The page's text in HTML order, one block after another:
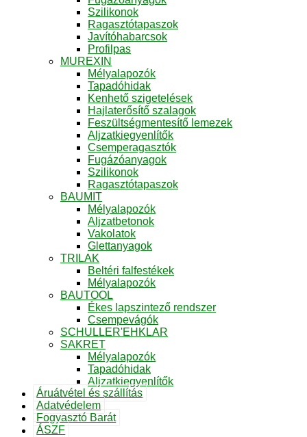
Szilikonok
Ragasztótapaszok
Javítóhabarcsok
Profilpas
MUREXIN
Mélyalapozók
Tapadóhidak
Kenhető szigetelések
Hajlaterősítő szalagok
Feszültségmentesítő lemezek
Aljzatkiegyenlítők
Csemperagasztók
Fugázóanyagok
Szilikonok
Ragasztótapaszok
BAUMIT
Mélyalapozók
Aljzatbetonok
Vakolatok
Glettanyagok
TRILAK
Beltéri falfestékek
Mélyalapozók
BAUTOOL
Ékes lapszintező rendszer
Csempevágók
SCHULLER'EHKLAR
SAKRET
Mélyalapozók
Tapadóhidak
Aljzatkiegyenlítők
Áruátvétel és szállítás
Adatvédelem
Fogyasztó Barát
ÁSZF